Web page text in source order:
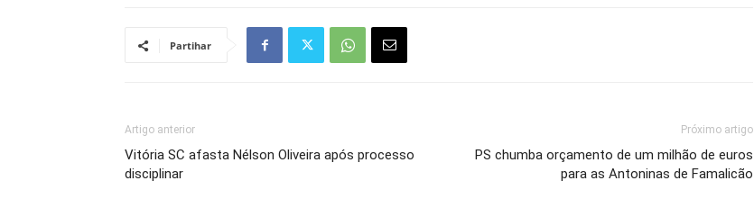
Partihar
Artigo anterior
Vitória SC afasta Nélson Oliveira após processo
disciplinar
Próximo artigo
PS chumba orçamento de um milhão de euros
para as Antoninas de Famalicão